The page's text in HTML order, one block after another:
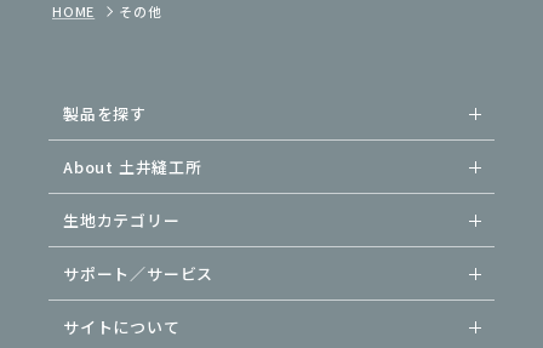
HOME その他
製品を探す
About 土井縫工所
生地カテゴリー
サポート／サービス
サイトについて